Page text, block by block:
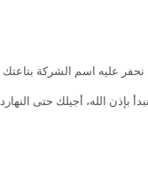
عليه اسم الشركة بتاعتك
الله، أجيلك حتى